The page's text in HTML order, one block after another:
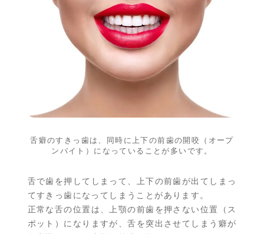
舌癖のすきっ歯は、同時に上下の前歯の開咬
（オープ
ンバイト）になっていることが多いです。
舌で歯を押してしまって、上下の前歯が出てしまっ
てすきっ歯になってしまうことがあります。
正常な舌の位置は、上顎の前歯を押さない位置（ス
ポット）になりますが、舌を突出させてしまう癖が